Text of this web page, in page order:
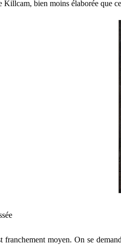
Killcam, bien moins élaborée que
franchement moyen. On se